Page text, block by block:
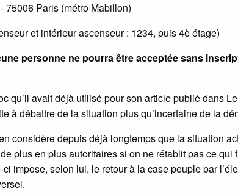
75006 Paris (métro Mabillon)
et intérieur ascenseur : 1234, puis 4è étage)
personne ne pourra être acceptée sans
qu’il avait déjà utilisé pour son article publié dans
à débattre de la situation plus qu’incertaine de la
considère depuis déjà longtemps que la situation
plus en plus autoritaires si on ne rétablit pas ce
impose, selon lui, le retour à la case peuple par